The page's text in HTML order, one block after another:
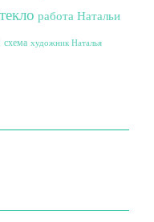
работа Натальи
схема художник Наталья